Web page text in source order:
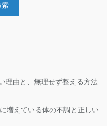
索
理由と、無理せず整える方法
増えている体の不調と正しい